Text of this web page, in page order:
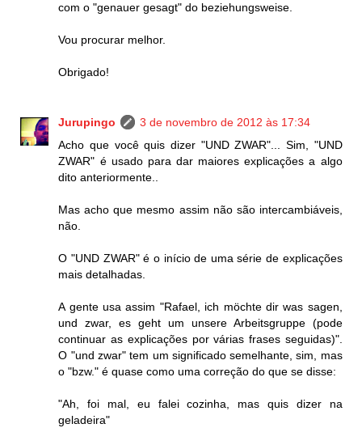
com o "genauer gesagt" do beziehungsweise.
Vou procurar melhor.
Obrigado!
Jurupingo
3 de novembro de 2012 às 17:34
Acho que você quis dizer "UND ZWAR"... Sim, "UND
ZWAR" é usado para dar maiores explicações a algo
dito anteriormente..
Mas acho que mesmo assim não são intercambiáveis,
não.
O "UND ZWAR" é o início de uma série de explicações
mais detalhadas.
A gente usa assim "Rafael, ich möchte dir was sagen,
und zwar, es geht um unsere Arbeitsgruppe (pode
continuar as explicações por várias frases seguidas)".
O "und zwar" tem um significado semelhante, sim, mas
o "bzw." é quase como uma correção do que se disse:
"Ah, foi mal, eu falei cozinha, mas quis dizer na
geladeira"